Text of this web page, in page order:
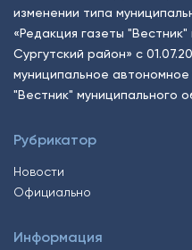
изменении типа
«Редакция газеты
Сургутский район» с
муниципальное
"Вестник" муниципального
Рубрикатор
Новости
Официально
Информация